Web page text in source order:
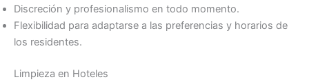
Discreción y profesionalismo en todo momento.
Flexibilidad para adaptarse a las preferencias y horarios de
los residentes.
Limpieza en Hoteles